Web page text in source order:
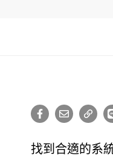
找到合適的系